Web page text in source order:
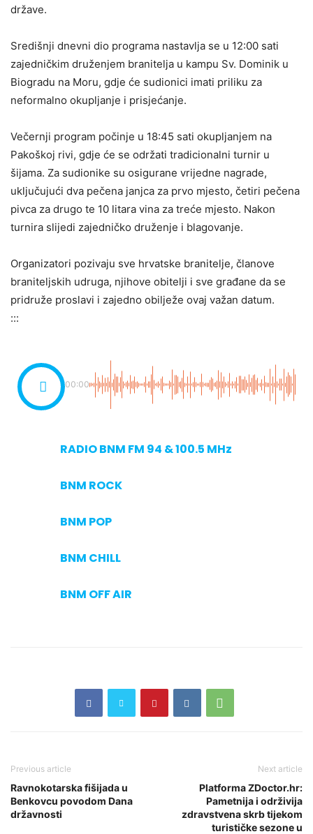
države.
Središnji dnevni dio programa nastavlja se u 12:00 sati
zajedničkim druženjem branitelja u kampu Sv. Dominik u
Biogradu na Moru, gdje će sudionici imati priliku za
neformalno okupljanje i prisjećanje.
Večernji program počinje u 18:45 sati okupljanjem na
Pakoškoj rivi, gdje će se održati tradicionalni turnir u
šijama. Za sudionike su osigurane vrijedne nagrade,
uključujući dva pečena janjca za prvo mjesto, četiri pečena
pivca za drugo te 10 litara vina za treće mjesto. Nakon
turnira slijedi zajedničko druženje i blagovanje.
Organizatori pozivaju sve hrvatske branitelje, članove
braniteljskih udruga, njihove obitelji i sve građane da se
pridruže proslavi i zajedno obilježe ovaj važan datum.
:::
00:00
RADIO BNM FM 94 & 100.5 MHz
BNM ROCK
BNM POP
BNM CHILL
BNM OFF AIR
Previous article
Ravnokotarska fišijada u
Benkovcu povodom Dana
državnosti
Next article
Platforma ZDoctor.hr:
Pametnija i održivija
zdravstvena skrb tijekom
turističke sezone u